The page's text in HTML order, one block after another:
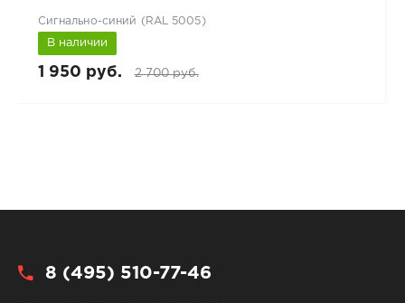
Сигнально-синий (RAL 5005)
В наличии
1 950 руб. 2 700 руб.
8 (495) 510-77-46